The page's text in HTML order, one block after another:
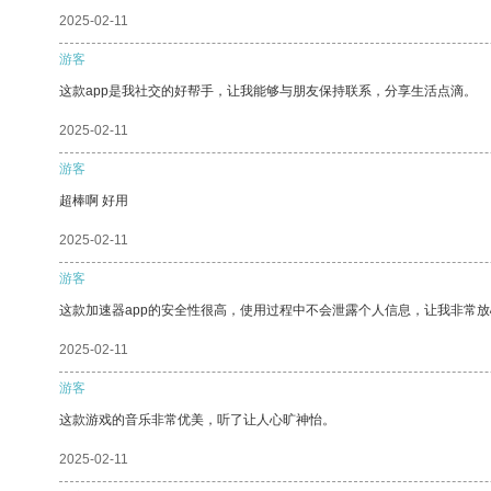
2025-02-11
游客
这款app是我社交的好帮手，让我能够与朋友保持联系，分享生活点滴。
2025-02-11
游客
超棒啊 好用
2025-02-11
游客
这款加速器app的安全性很高，使用过程中不会泄露个人信息，让我非常
2025-02-11
游客
这款游戏的音乐非常优美，听了让人心旷神怡。
2025-02-11